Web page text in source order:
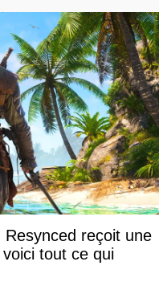
reçoit une
tout ce qui